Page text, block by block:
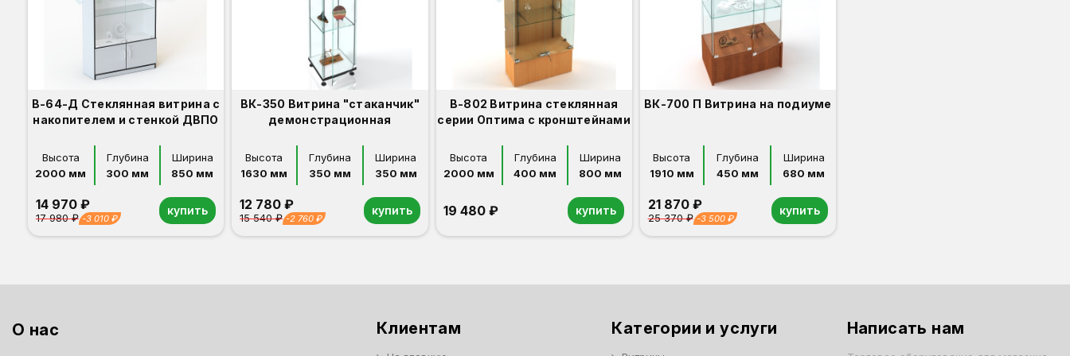
В-64-Д Стеклянная витрина с
накопителем и стенкой ДВПО
Высота
2000 мм
Глубина
300 мм
Ширина
850 мм
14 970 ₽
17 980 ₽ -3 010 ₽
купить
ВК-350 Витрина "стаканчик"
демонстрационная
Высота
1630 мм
Глубина
350 мм
Ширина
350 мм
12 780 ₽
15 540 ₽ -2 760 ₽
купить
В-802 Витрина стеклянная
серии Оптима с кронштейнами
Высота
2000 мм
Глубина
400 мм
Ширина
800 мм
19 480 ₽ купить
ВК-700 П Витрина на подиуме
Высота
1910 мм
Глубина
450 мм
Ширина
680 мм
21 870 ₽
25 370 ₽ -3 500 ₽
купить
О нас Клиентам Категории и услуги Написать нам